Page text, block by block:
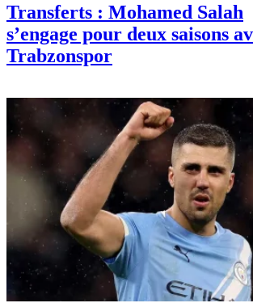
Transferts : Mohamed Salah
s’engage pour deux saisons
Trabzonspor